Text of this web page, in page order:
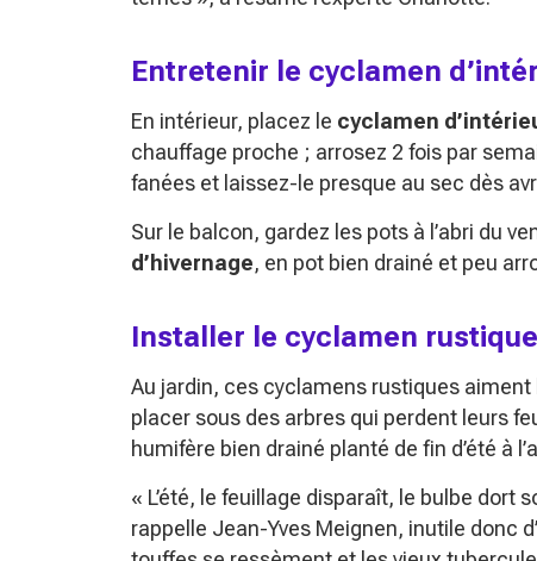
Entretenir le cyclamen
En intérieur, placez le cyclamen
chauffage proche ; arrosez 2 fois par
fanées et laissez-le presque au sec dès
Sur le balcon, gardez les pots à l’abri du
d’hivernage, en pot bien drainé et peu
Installer le cyclamen
Au jardin, ces cyclamens rustiques aiment
placer sous des arbres qui perdent leurs
humifère bien drainé planté de fin d’été à
« L’été, le feuillage disparaît, le bulbe
rappelle Jean-Yves Meignen, inutile donc